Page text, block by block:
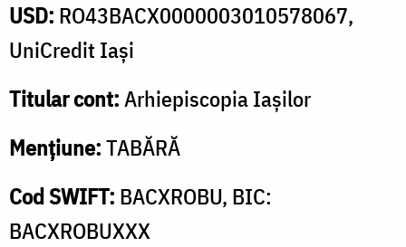
USD: RO43BACX0000003010578067,
UniCredit Iași
Titular cont:Arhiepiscopia Iașilor
Mențiune:TABĂRĂ
Cod SWIFT: BACXROBU, BIC:
BACXROBUXXX